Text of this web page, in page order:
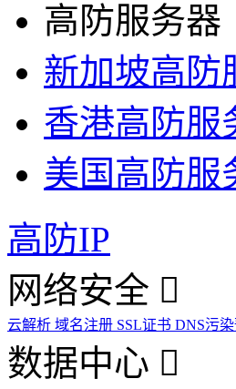
高防服务器
新加坡高防
香港高防服
美国高防服
高防IP
网络安全
云解析 域名注册 SSL证书 DNS污
数据中心